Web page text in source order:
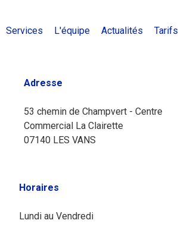
Services L'équipe Actualités Tarifs
Adresse
53 chemin de Champvert - Centre
Commercial La Clairette
07140 LES VANS
Horaires
Lundi au Vendredi